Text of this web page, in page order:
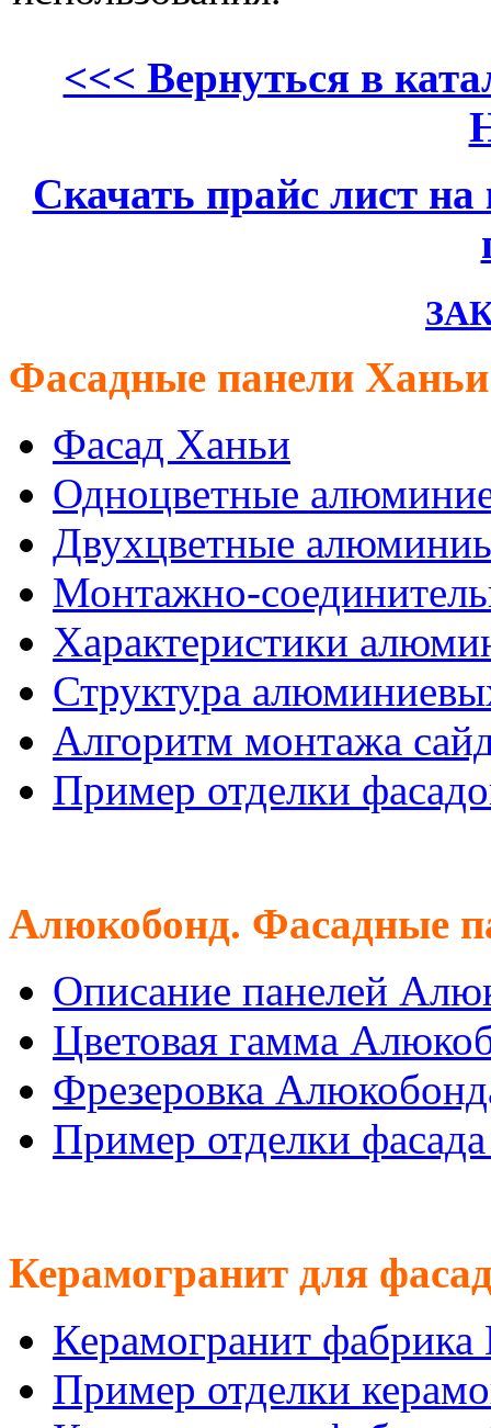
<<< Вернуться в
Скачать прайс лист
Фасадные панели
Фасад Ханьи
Одноцветные
Двухцветные
Монтажно-
Характеристики
Структура
Алгоритм монтажа
Пример отделки
Алюкобонд. Фасадные
Описание панелей
Цветовая гамма
Фрезеровка
Пример отделки
Керамогранит для
Керамогранит фабрика
Пример отделки